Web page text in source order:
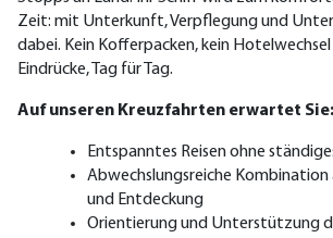
Zeit: mit Unterkunft, Verpflegung und
dabei. Kein Kofferpacken, kein Hotelwechsel
Eindrücke, Tag für Tag.
Auf unseren Kreuzfahrten erwartet Sie:
Entspanntes Reisen ohne
Abwechslungsreiche Kombination
und Entdeckung
Orientierung und Unterstützung